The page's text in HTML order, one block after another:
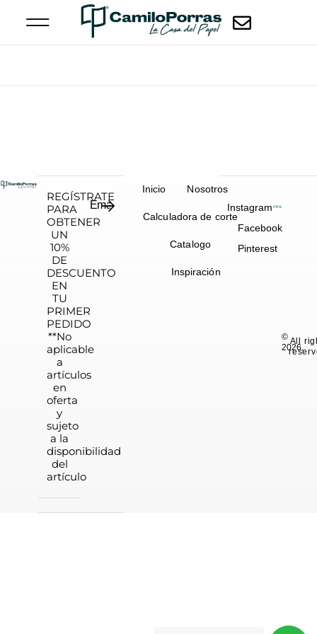
REGÍSTRATE
PARA
OBTENER
UN
10%
DE
DESCUENTO
EN
TU
PRIMER
PEDIDO
**No
aplicable
a
artículos
en
oferta
y
sujeto
a la
disponibilidad
del
artículo
Inicio Nosotros
Calculadora de corte
Catalogo
Inspiración
©
2026.
All
Instagram
Facebook
Pinterest